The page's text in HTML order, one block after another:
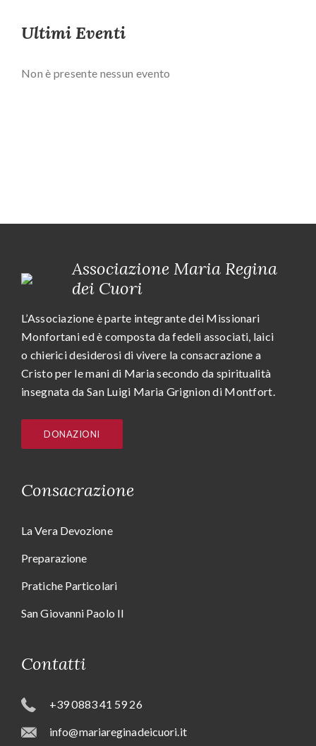
Ultimi Eventi
Non è presente nessun evento
Associazione Maria Regina
dei Cuori
L’Associazione è parte integrante dei Missionari
Monfortani ed è composta da fedeli associati, laici
o chierici desiderosi di vivere la consacrazione a
Cristo per le mani di Maria secondo da spiritualità
insegnata da San Luigi Maria Grignion di Montfort.
DONAZIONI
Consacrazione
La Vera Devozione
Preparazione
Pratiche Particolari
San Giovanni Paolo II
Contatti
+39 0883 41 59 26
info@mariareginadeicuori.it